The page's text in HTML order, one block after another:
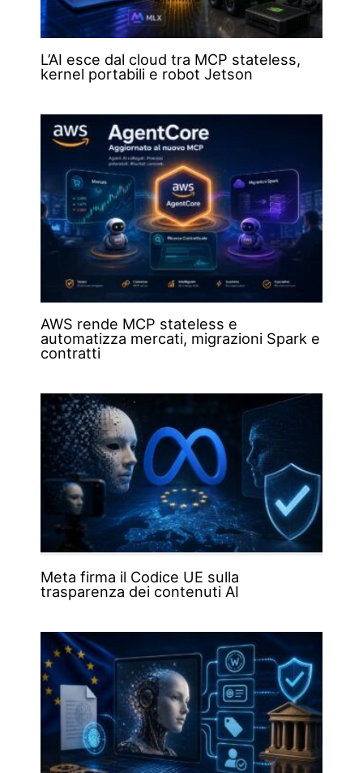
L’AI esce dal cloud tra MCP stateless,
kernel portabili e robot Jetson
AWS rende MCP stateless e
automatizza mercati, migrazioni Spark e
contratti
Meta firma il Codice UE sulla
trasparenza dei contenuti AI